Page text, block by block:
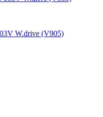
W.drive (V905)